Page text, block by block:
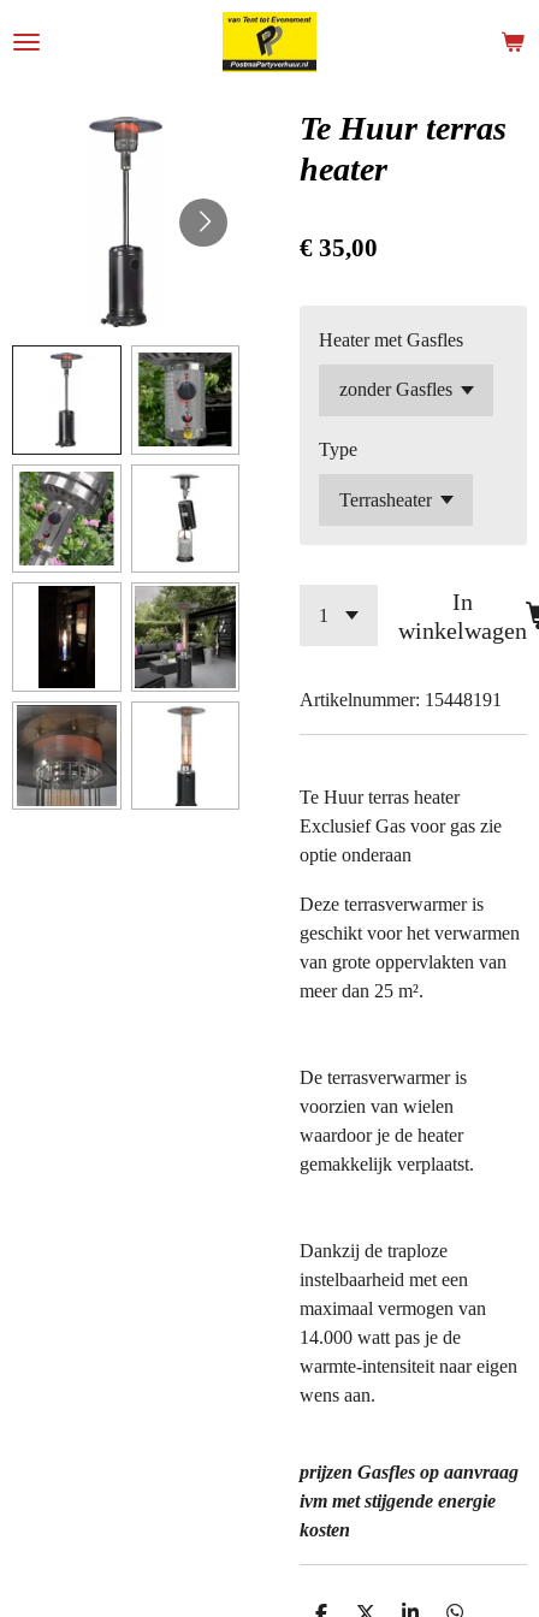
direct
hoofdinhoud
Te Huur terras
heater
€ 35,00
Heater met Gasfles
Type
In
winkelwagen
Artikelnummer: 15448191
Te Huur terras heater
Exclusief Gas voor gas zie
optie onderaan
Deze terrasverwarmer is
geschikt voor het verwarmen
van grote oppervlakten van
meer dan 25 m².
De terrasverwarmer is
voorzien van wielen
waardoor je de heater
gemakkelijk verplaatst.
Dankzij de traploze
instelbaarheid met een
maximaal vermogen van
14.000 watt pas je de
warmte-intensiteit naar eigen
wens aan.
prijzen Gasfles op aanvraag
ivm met stijgende energie
kosten